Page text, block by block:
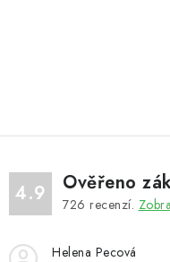
4.9 Ověřeno
726 recenzí.
Helena Pecová